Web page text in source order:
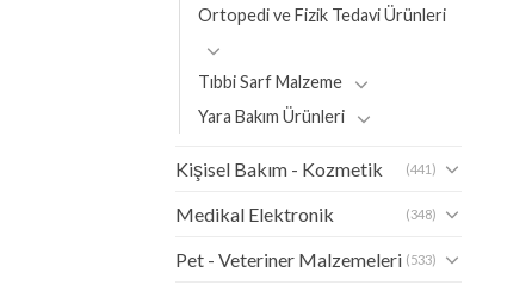
Ortopedi ve Fizik Tedavi Ürünleri
Tıbbi Sarf Malzeme
Yara Bakım Ürünleri
Kişisel Bakım - Kozmetik (441)
Medikal Elektronik (348)
Pet - Veteriner Malzemeleri (533)